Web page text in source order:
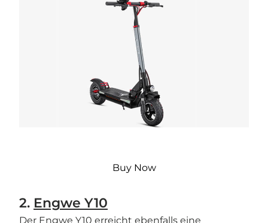
Buy Now
2. Engwe Y10
Der Engwe Y10 erreicht ebenfalls eine